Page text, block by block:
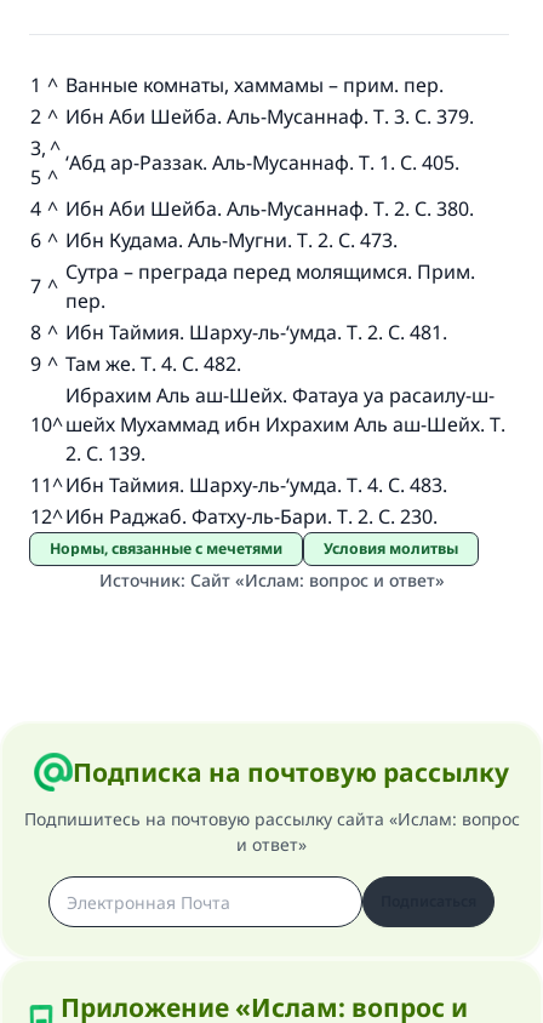
^
1
Ванные комнаты, хаммамы – прим. пер.
^
2
Ибн Аби Шейба. Аль-Мусаннаф. Т. 3. С. 379.
^
3,
^
5
‘Абд ар-Раззак. Аль-Мусаннаф. Т. 1. С. 405.
^
4
Ибн Аби Шейба. Аль-Мусаннаф. Т. 2. С. 380.
^
6
Ибн Кудама. Аль-Мугни. Т. 2. С. 473.
^
7
Сутра – преграда перед молящимся. Прим.
пер.
^
8
Ибн Таймия. Шарху-ль-‘умда. Т. 2. С. 481.
^
9 Там же. Т. 4. С. 482.
^
10
Ибрахим Аль аш-Шейх. Фатауа уа расаилу-ш-
шейх Мухаммад ибн Ихрахим Аль аш-Шейх. Т.
2. С. 139.
^
11
Ибн Таймия. Шарху-ль-‘умда. Т. 4. С. 483.
^
12 Ибн Раджаб. Фатху-ль-Бари. Т. 2. С. 230.
Нормы, связанные с мечетями Условия молитвы
Источник: Сайт «Ислам: вопрос и ответ»
Подписка на почтовую рассылку
Подпишитесь на почтовую рассылку сайта «Ислам: вопрос
и ответ»
Приложение «Ислам: вопрос и